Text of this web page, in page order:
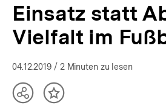
Einsatz statt
Vielfalt im
04.12.2019 / 2 Minuten zu lesen
TeilenInhalt